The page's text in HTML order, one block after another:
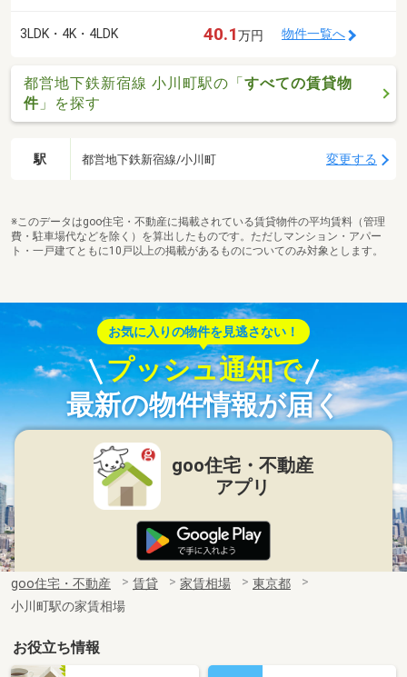
3LDK・4K・4LDK 40.1万円 物件一覧へ
都営地下鉄新宿線 小川町駅の「すべての賃貸物
件 」を探す
駅 都営地下鉄新宿線/小川町 変更する
※このデータはgoo住宅・不動産に掲載されている賃貸物件の平均賃料（管理
費・駐車場代などを除く）を算出したものです。ただしマンション・アパー
ト・一戸建てともに10戸以上の掲載があるものについてのみ対象とします。
お気に入りの物件を見逃さない！
プッシュ通知で
最新の物件情報が届く
goo住宅・不動産
アプリ
goo住宅・不動産 賃貸 家賃相場
東京都
小川町駅の家賃相場
お役立ち情報